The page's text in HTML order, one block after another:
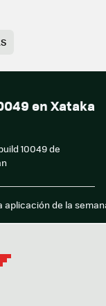
en Xataka
10049 de
aplicación de la